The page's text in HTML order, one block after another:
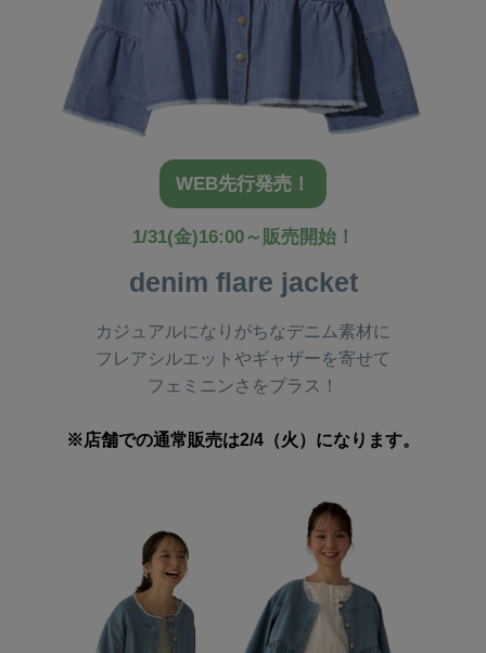
WEB先行発売！
1/31(金)16:00～販売開始！
denim flare jacket
カジュアルになりがちなデニム素材に
フレアシルエットやギャザーを寄せて
フェミニンさをプラス！
※店舗での通常販売は2/4（火）になります。